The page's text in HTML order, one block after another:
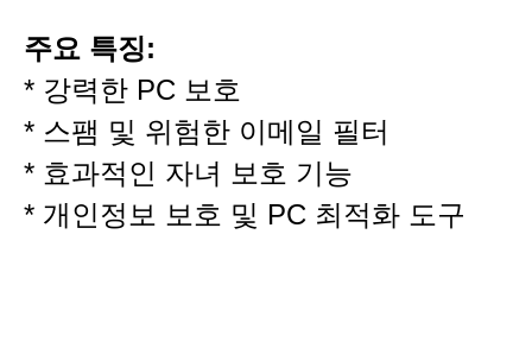
주요 특징:
* 강력한 PC 보호
* 스팸 및 위험한 이메일 필터
* 효과적인 자녀 보호 기능
* 개인정보 보호 및 PC 최적화 도구